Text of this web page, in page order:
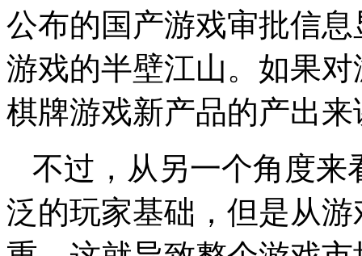
公布的国产游戏审批信
游戏的半壁江山。如果
棋牌游戏新产品的产出
不过，从另一个角度来
泛的玩家基础，但是从